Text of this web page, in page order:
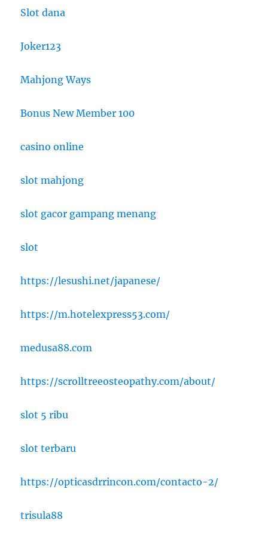
Slot dana
Joker123
Mahjong Ways
Bonus New Member 100
casino online
slot mahjong
slot gacor gampang menang
slot
https://lesushi.net/japanese/
https://m.hotelexpress53.com/
medusa88.com
https://scrolltreeosteopathy.com/about/
slot 5 ribu
slot terbaru
https://opticasdrrincon.com/contacto-2/
trisula88